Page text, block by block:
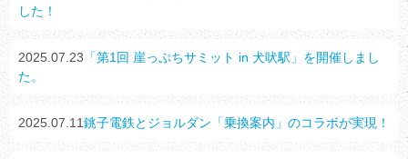
した！
2025.07.23 「第1回 崖っぷちサミット in 犬吠駅」を開催しまし
た。
2025.07.11銚子電鉄とジョルダン「乗換案内」のコラボが実現！